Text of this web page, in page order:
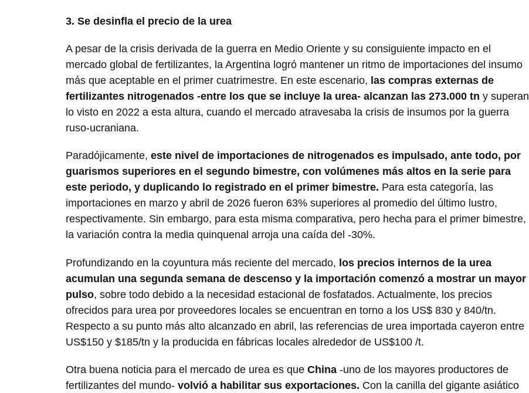
3. Se desinfla el precio de la urea
A pesar de la crisis derivada de la guerra en Medio Oriente y su consiguiente impacto en el
mercado global de fertilizantes, la Argentina logró mantener un ritmo de importaciones del insumo
más que aceptable en el primer cuatrimestre. En este escenario, las compras externas de
fertilizantes nitrogenados -entre los que se incluye la urea- alcanzan las 273.000 tn y superan
lo visto en 2022 a esta altura, cuando el mercado atravesaba la crisis de insumos por la guerra
ruso-ucraniana.
Paradójicamente, este nivel de importaciones de nitrogenados es impulsado, ante todo, por
guarismos superiores en el segundo bimestre, con volúmenes más altos en la serie para
este periodo, y duplicando lo registrado en el primer bimestre. Para esta categoría, las
importaciones en marzo y abril de 2026 fueron 63% superiores al promedio del último lustro,
respectivamente. Sin embargo, para esta misma comparativa, pero hecha para el primer bimestre,
la variación contra la media quinquenal arroja una caída del -30%.
Profundizando en la coyuntura más reciente del mercado, los precios internos de la urea
acumulan una segunda semana de descenso y la importación comenzó a mostrar un mayor
pulso, sobre todo debido a la necesidad estacional de fosfatados. Actualmente, los precios
ofrecidos para urea por proveedores locales se encuentran en torno a los US$ 830 y 840/tn.
Respecto a su punto más alto alcanzado en abril, las referencias de urea importada cayeron entre
US$150 y $185/tn y la producida en fábricas locales alrededor de US$100 /t.
Otra buena noticia para el mercado de urea es que China -uno de los mayores productores de
fertilizantes del mundo- volvió a habilitar sus exportaciones. Con la canilla del gigante asiático